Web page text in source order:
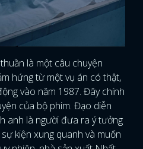
là một câu chuyện
hứng từ một vụ án có thật,
vào năm 1987. Đây chính
của bộ phim. Đạo diễn
anh là người đưa ra ý tưởng
kiện xung quanh và muốn